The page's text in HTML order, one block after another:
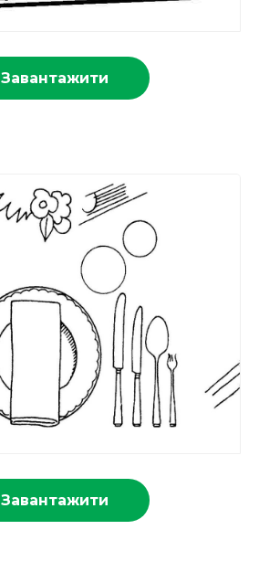
Завантажити
Завантажити